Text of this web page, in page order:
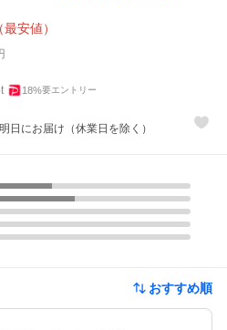
（最安値）
18%要エントリー
日にお届け（休業日を除く）
おすすめ順